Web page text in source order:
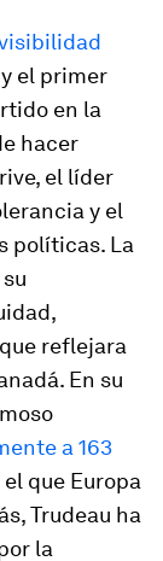
y el primer
en la
hacer
el líder
y el
políticas. La
reflejara
En su
a 163
que Europa
Trudeau ha
la